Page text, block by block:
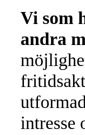
Vi som
andra
intresse